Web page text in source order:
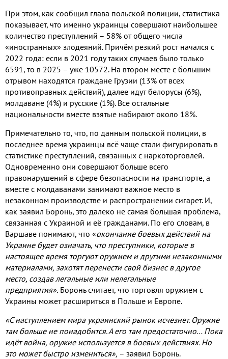
При этом, как сообщил глава польской полиции, статистика
показывает, что именно украинцы совершают наибольшее
количество преступлений – 58% от общего числа
«иностранных» злодеяний. Причём резкий рост начался с
2022 года: если в 2021 году таких случаев было только
6591, то в 2025 – уже 10572. На втором месте с большим
отрывом находятся граждане Грузии (13% от всех
противоправных действий), далее идут белорусы (6%),
молдаване (4%) и русские (1%). Все остальные
национальности вместе взятые набирают около 18%.
Примечательно то, что, по данным польской полиции, в
последнее время украинцы всё чаще стали фигурировать в
статистике преступлений, связанных с наркоторговлей.
Одновременно они совершают больше всего
правонарушений в сфере безопасности на транспорте, а
вместе с молдаванами занимают важное место в
незаконном производстве и распространении сигарет. И,
как заявил Боронь, это далеко не самая большая проблема,
связанная с Украиной и её гражданами. По его словам, в
Варшаве понимают, что «окончание боевых действий на
Украине будет означать, что преступники, которые в
настоящее время торгуют оружием и другими незаконными
материалами, захотят перенести свой бизнес в другое
место, создав легальные или нелегальные
предприятия». Боронь считает, что торговля оружием с
Украины может расшириться в Польше и Европе.
«С наступлением мира украинский рынок исчезнет. Оружие
там больше не понадобится.А его там предостаточно… Пока
идёт война, оружие используется в боевых действиях. Но
это может быстро измениться», – заявил Боронь.